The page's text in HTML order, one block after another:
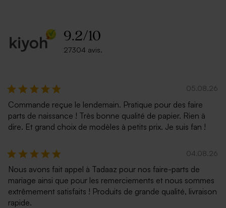
9.2/10
27304 avis.
05.08.26
Commande reçue le lendemain. Pratique pour des faire
parts de naissance ! Très bonne qualité de papier. Rien à
dire. Et grand choix de modèles à petits prix. Je suis fan !
04.08.26
Nous avons fait appel à Tadaaz pour nos faire-parts de
mariage ainsi que pour les remerciements et nous sommes
extrêmement satisfaits ! Produits de grande qualité, livraison
rapide.